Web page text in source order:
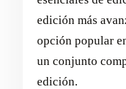
edición más
opción popular
un conjunto
edición.